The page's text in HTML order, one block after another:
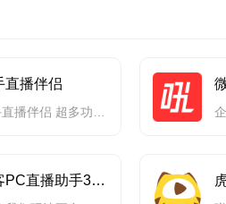
直播伴侣
映客PC直播助手32位